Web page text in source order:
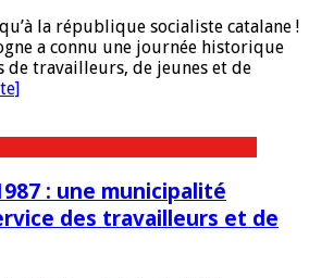
la république socialiste catalane !
a connu une journée historique
travailleurs, de jeunes et de
: une municipalité
des travailleurs et de